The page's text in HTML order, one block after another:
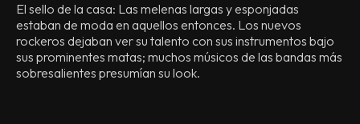
El sello de la casa: Las melenas largas y esponjadas
estaban de moda en aquellos entonces. Los nuevos
rockeros dejaban ver su talento con sus instrumentos bajo
sus prominentes matas; muchos músicos de las bandas más
sobresalientes presumían su look.